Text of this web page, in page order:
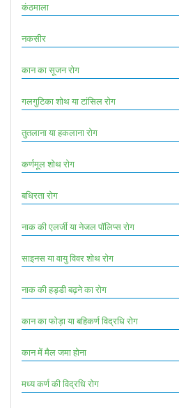
कंठमाला
नकसीर
कान का सूजन रोग
गलगुटिका शोथ या टांसिल रोग
तुतलाना या हकलाना रोग
कर्णमूल शोथ रोग
बधिरता रोग
नाक की एलर्जी या नेजल पॉलिप्स रोग
साइनस या वायु विवर शोथ रोग
नाक की हड्डी बढ़ने का रोग
कान का फोड़ा या बहिकर्ण विद्रधि रोग
कान में मैल जमा होना
मध्य कर्ण की विद्रधि रोग